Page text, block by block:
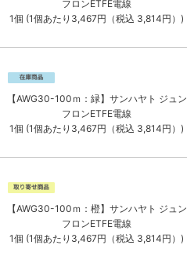
フロンETFE電線
1個 (1個あたり3,467円（税込 3,814円）)
【AWG30-100ｍ：緑】サンハヤト ジュン
フロンETFE電線
1個 (1個あたり3,467円（税込 3,814円）)
【AWG30-100ｍ：橙】サンハヤト ジュン
フロンETFE電線
1個 (1個あたり3,467円（税込 3,814円）)